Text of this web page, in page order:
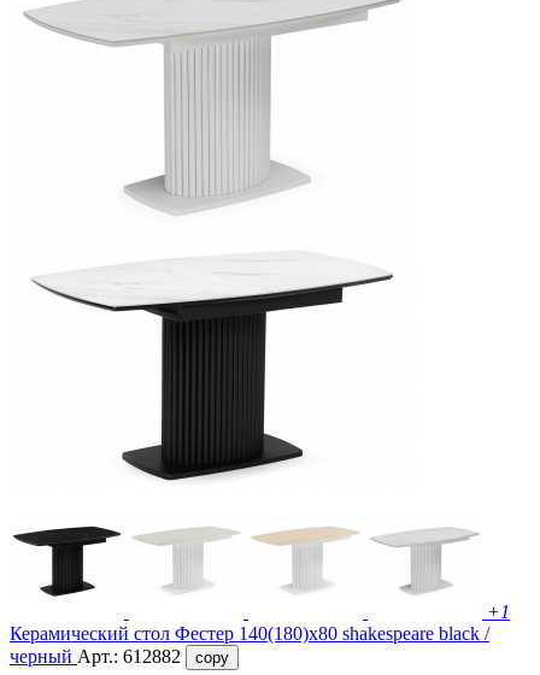
+1
Керамический стол Фестер 140(180)х80 shakespeare black /
черный Арт.: 612882 copy